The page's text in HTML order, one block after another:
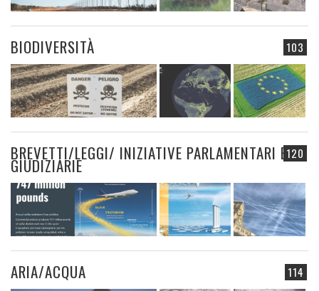
103
BIODIVERSITÀ
120
BREVETTI/LEGGI/ INIZIATIVE PARLAMENTARI E
GIUDIZIARIE
114
ARIA/ACQUA